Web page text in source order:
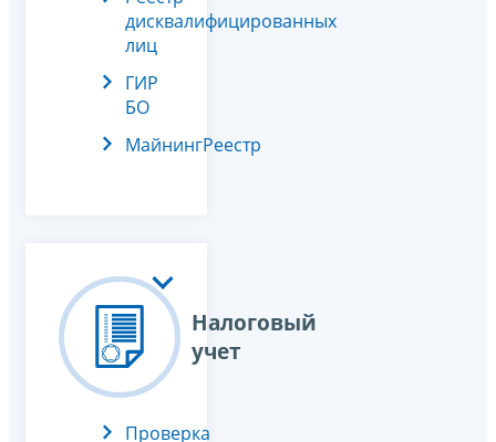
дисквалифицированных
лиц
ГИР
БО
МайнингРеестр
Налоговый
учет
Проверка